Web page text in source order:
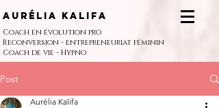
Aurélia Kalifa
Coach en évolution pro
Reconversion - entrepreneuriat féminin
Coach de vie - Hypno
Post
Aurélia Kalifa